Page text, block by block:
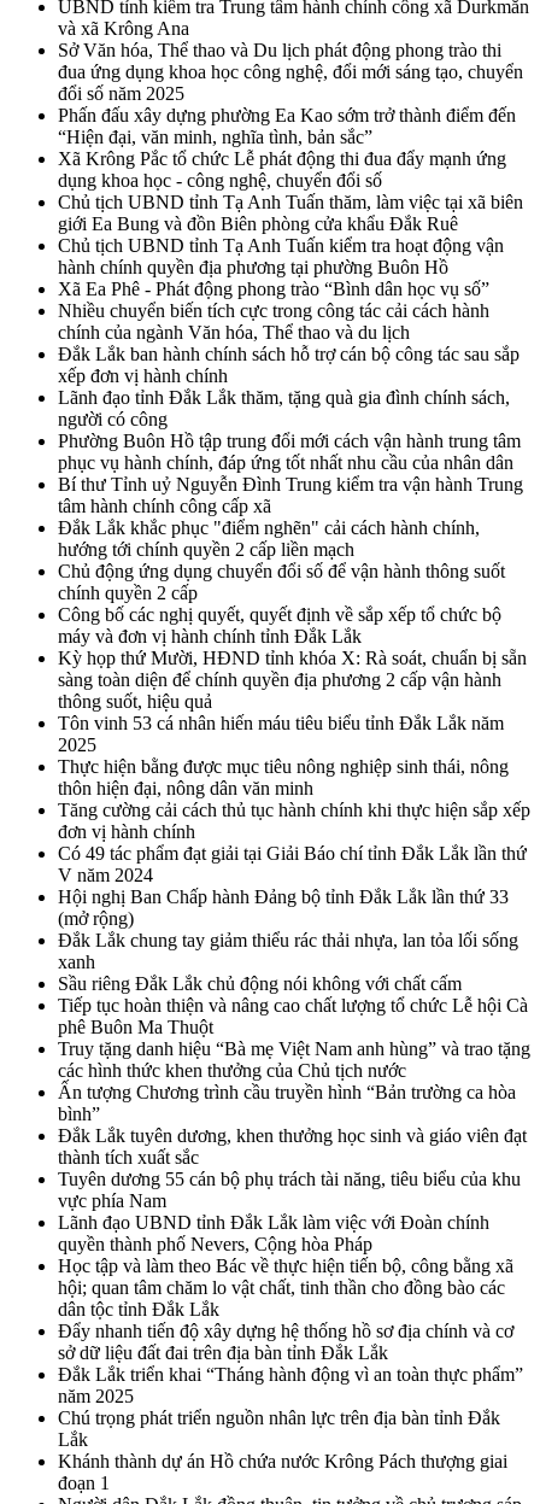
UBND tỉnh kiểm tra Trung tâm hành chính công xã Durkmăn
và xã Krông Ana
Sở Văn hóa, Thể thao và Du lịch phát động phong trào thi
đua ứng dụng khoa học công nghệ, đổi mới sáng tạo, chuyển
đổi số năm 2025
Phấn đấu xây dựng phường Ea Kao sớm trở thành điểm đến
“Hiện đại, văn minh, nghĩa tình, bản sắc”
Xã Krông Pắc tổ chức Lễ phát động thi đua đẩy mạnh ứng
dụng khoa học - công nghệ, chuyển đổi số
Chủ tịch UBND tỉnh Tạ Anh Tuấn thăm, làm việc tại xã biên
giới Ea Bung và đồn Biên phòng cửa khẩu Đắk Ruê
Chủ tịch UBND tỉnh Tạ Anh Tuấn kiểm tra hoạt động vận
hành chính quyền địa phương tại phường Buôn Hồ
Xã Ea Phê - Phát động phong trào “Bình dân học vụ số”
Nhiều chuyển biến tích cực trong công tác cải cách hành
chính của ngành Văn hóa, Thể thao và du lịch
Đắk Lắk ban hành chính sách hỗ trợ cán bộ công tác sau sắp
xếp đơn vị hành chính
Lãnh đạo tỉnh Đắk Lắk thăm, tặng quà gia đình chính sách,
người có công
Phường Buôn Hồ tập trung đổi mới cách vận hành trung tâm
phục vụ hành chính, đáp ứng tốt nhất nhu cầu của nhân dân
Bí thư Tỉnh uỷ Nguyễn Đình Trung kiểm tra vận hành Trung
tâm hành chính công cấp xã
Đắk Lắk khắc phục "điểm nghẽn" cải cách hành chính,
hướng tới chính quyền 2 cấp liền mạch
Chủ động ứng dụng chuyển đổi số để vận hành thông suốt
chính quyền 2 cấp
Công bố các nghị quyết, quyết định về sắp xếp tổ chức bộ
máy và đơn vị hành chính tỉnh Đắk Lắk
Kỳ họp thứ Mười, HĐND tỉnh khóa X: Rà soát, chuẩn bị sẵn
sàng toàn diện để chính quyền địa phương 2 cấp vận hành
thông suốt, hiệu quả
Tôn vinh 53 cá nhân hiến máu tiêu biểu tỉnh Đắk Lắk năm
2025
Thực hiện bằng được mục tiêu nông nghiệp sinh thái, nông
thôn hiện đại, nông dân văn minh
Tăng cường cải cách thủ tục hành chính khi thực hiện sắp xếp
đơn vị hành chính
Có 49 tác phẩm đạt giải tại Giải Báo chí tỉnh Đắk Lắk lần thứ
V năm 2024
Hội nghị Ban Chấp hành Đảng bộ tỉnh Đắk Lắk lần thứ 33
(mở rộng)
Đắk Lắk chung tay giảm thiểu rác thải nhựa, lan tỏa lối sống
xanh
Sầu riêng Đắk Lắk chủ động nói không với chất cấm
Tiếp tục hoàn thiện và nâng cao chất lượng tổ chức Lễ hội Cà
phê Buôn Ma Thuột
Truy tặng danh hiệu “Bà mẹ Việt Nam anh hùng” và trao tặng
các hình thức khen thưởng của Chủ tịch nước
Ấn tượng Chương trình cầu truyền hình “Bản trường ca hòa
bình”
Đắk Lắk tuyên dương, khen thưởng học sinh và giáo viên đạt
thành tích xuất sắc
Tuyên dương 55 cán bộ phụ trách tài năng, tiêu biểu của khu
vực phía Nam
Lãnh đạo UBND tỉnh Đắk Lắk làm việc với Đoàn chính
quyền thành phố Nevers, Cộng hòa Pháp
Học tập và làm theo Bác về thực hiện tiến bộ, công bằng xã
hội; quan tâm chăm lo vật chất, tinh thần cho đồng bào các
dân tộc tỉnh Đắk Lắk
Đẩy nhanh tiến độ xây dựng hệ thống hồ sơ địa chính và cơ
sở dữ liệu đất đai trên địa bàn tỉnh Đắk Lắk
Đắk Lắk triển khai “Tháng hành động vì an toàn thực phẩm”
năm 2025
Chú trọng phát triển nguồn nhân lực trên địa bàn tỉnh Đắk
Lắk
Khánh thành dự án Hồ chứa nước Krông Pách thượng giai
đoạn 1